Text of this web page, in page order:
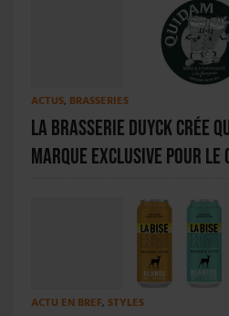
ACTUS, BRASSERIES
La Brasserie Duyck crée
marque exclusive pour le
ACTU EN BREF, STYLES